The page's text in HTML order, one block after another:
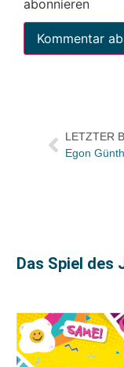
abonnieren
LETZTER
Egon
Das Spiel des